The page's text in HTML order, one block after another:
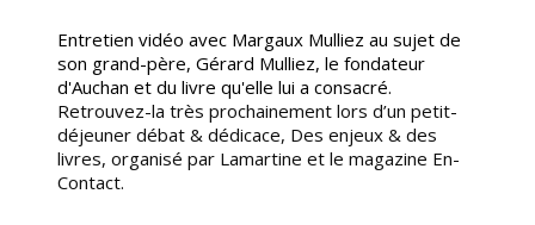
Entretien vidéo avec Margaux Mulliez au sujet de
son grand-père, Gérard Mulliez, le fondateur
d'Auchan et du livre qu'elle lui a consacré.
Retrouvez-la très prochainement lors d’un petit-
déjeuner débat & dédicace, Des enjeux & des
livres, organisé par Lamartine et le magazine En-
Contact.